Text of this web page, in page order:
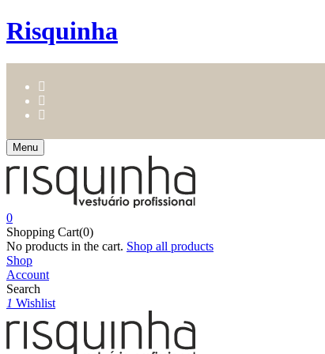
Risquinha
Menu
0
Shopping Cart(0)
No products in the cart. Shop all products
Shop
Account
Search
1 Wishlist